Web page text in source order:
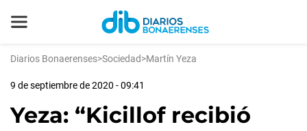
Diarios Bonaerenses>Sociedad>Martín Yeza
9 de septiembre de 2020 - 09:41
Yeza: “Kicillof recibió